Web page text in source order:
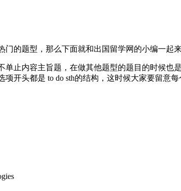
题型，那么下面就和出国留学网的小编一起来
内容主旨题，在做其他题型的题目的时候也
开头都是 to do sth的结构，这时候大家要留意